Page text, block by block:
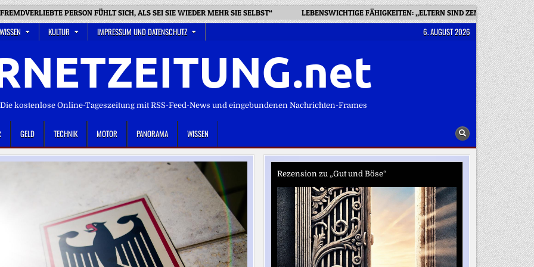
PERSON FÜHLT SICH, ALS SEI SIE WIEDER MEHR SIE SELBST“ LEBENSWICHTIGE FÄHIGKEITEN: „ELTERN SIND ZENTRAL FÜR DEN
KULTUR IMPRESSUM UND DATENSCHUTZ 6. AUGUST 2026
kostenlose Online-Tageszeitung mit RSS-Feed-News und eingebundenen Nachrichten-Frames
GELD TECHNIK MOTOR PANORAMA WISSEN
Rezension zu „Gut und Böse“